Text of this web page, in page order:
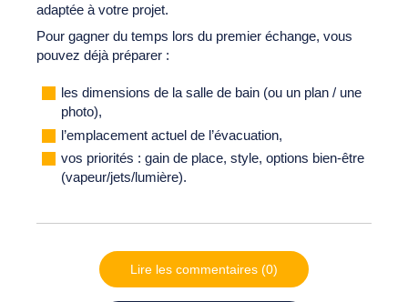
adaptée à votre projet.
Pour gagner du temps lors du premier échange, vous
pouvez déjà préparer :
les dimensions de la salle de bain (ou un plan / une
photo),
l’emplacement actuel de l’évacuation,
vos priorités : gain de place, style, options bien-être
(vapeur/jets/lumière).
Lire les commentaires (0)